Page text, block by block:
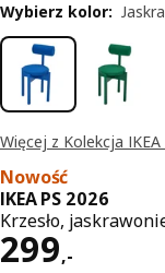
Więcej z Kolekcja
Nowość
IKEA PS 2026
Krzesło,
299,-
Cena 299,-
Wybierz kolor: